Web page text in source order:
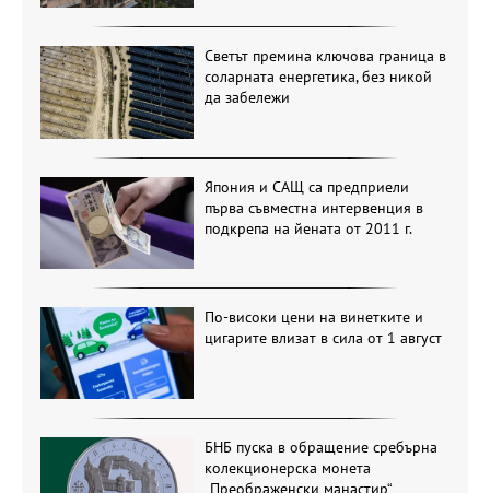
Светът премина ключова граница в
соларната енергетика, без никой
да забележи
Япония и САЩ са предприели
първа съвместна интервенция в
подкрепа на йената от 2011 г.
По-високи цени на винетките и
цигарите влизат в сила от 1 август
БНБ пуска в обращение сребърна
колекционерска монета